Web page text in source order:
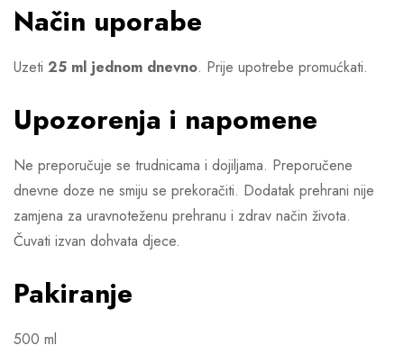
Način uporabe
Uzeti 25 ml jednom dnevno. Prije upotrebe promućkati.
Upozorenja i napomene
Ne preporučuje se trudnicama i dojiljama. Preporučene
dnevne doze ne smiju se prekoračiti. Dodatak prehrani nije
zamjena za uravnoteženu prehranu i zdrav način života.
Čuvati izvan dohvata djece.
Pakiranje
500 ml